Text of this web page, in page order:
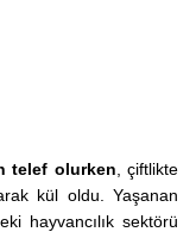
telef olurken , çiftlikte
kül oldu. Yaşanan
hayvancılık sektörü